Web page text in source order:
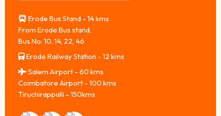
Erode Bus Stand - 14 kms
From Erode Bus stand,
Bus No: 10, 14, 22, 46
Erode Railway Station - 12 kms
Salem Airport - 60 kms
Coimbatore Airport - 100 kms
Tiruchirappalli - 150kms